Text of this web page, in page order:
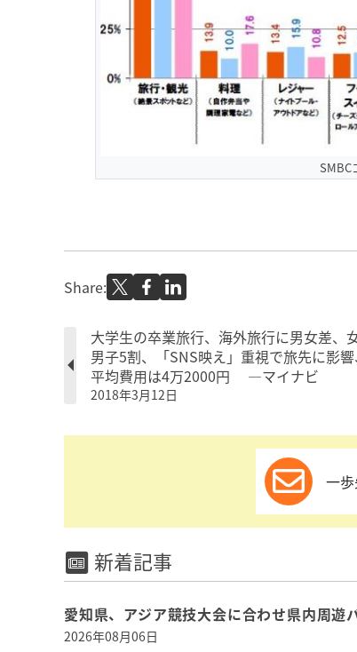
SMBC
Share:
大学生の卒業旅行、海外旅行に男女差、
男子5割、「SNS映え」重視で旅先に影
平均費用は4万2000円 ―マイナビ
2018年3月12日
一
新着記事
愛知県、アジア競技大会に合わせ県内周
2026年08月06日